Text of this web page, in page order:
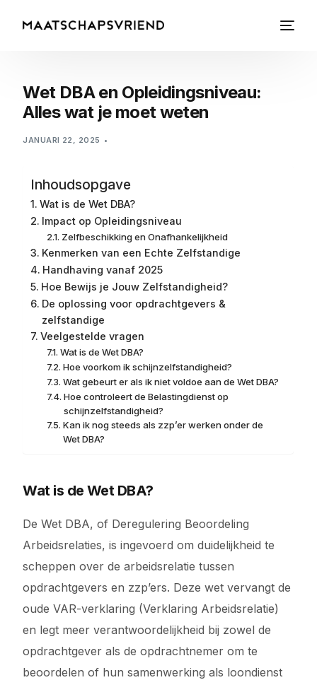
Wet DBA en Opleidingsniveau:
Alles wat je moet weten
JANUARI 22, 2025
Inhoudsopgave
Wat is de Wet DBA?
Impact op Opleidingsniveau
Zelfbeschikking en Onafhankelijkheid
Kenmerken van een Echte Zelfstandige
Handhaving vanaf 2025
Hoe Bewijs je Jouw Zelfstandigheid?
De oplossing voor opdrachtgevers &
zelfstandige
Veelgestelde vragen
Wat is de Wet DBA?
Hoe voorkom ik schijnzelfstandigheid?
Wat gebeurt er als ik niet voldoe aan de Wet DBA?
Hoe controleert de Belastingdienst op
schijnzelfstandigheid?
Kan ik nog steeds als zzp’er werken onder de
Wet DBA?
Wat is de Wet DBA?
De Wet DBA, of Deregulering Beoordeling
Arbeidsrelaties, is ingevoerd om duidelijkheid te
scheppen over de arbeidsrelatie tussen
opdrachtgevers en zzp’ers. Deze wet vervangt de
oude VAR-verklaring (Verklaring Arbeidsrelatie)
en legt meer verantwoordelijkheid bij zowel de
opdrachtgever als de opdrachtnemer om te
beoordelen of hun samenwerking als loondienst